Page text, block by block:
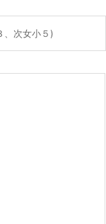
、次女小５)